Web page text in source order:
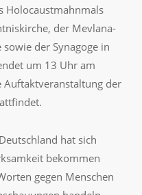
Holocaustmahnmals
der Mevlana-
der Synagoge in
um 13 Uhr am
der
hat sich
bekommen
gegen Menschen